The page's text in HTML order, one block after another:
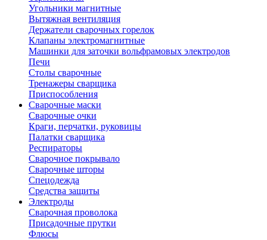
Угольники магнитные
Вытяжная вентиляция
Держатели сварочных горелок
Клапаны электромагнитные
Машинки для заточки вольфрамовых электродов
Печи
Столы сварочные
Тренажеры сварщика
Приспособления
Сварочные маски
Сварочные очки
Краги, перчатки, руковицы
Палатки сварщика
Респираторы
Сварочное покрывало
Сварочные шторы
Спецодежда
Средства защиты
Электроды
Сварочная проволока
Присадочные прутки
Флюсы